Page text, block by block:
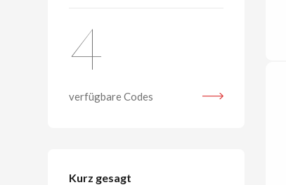
4
verfügbare Codes
Kurz gesagt